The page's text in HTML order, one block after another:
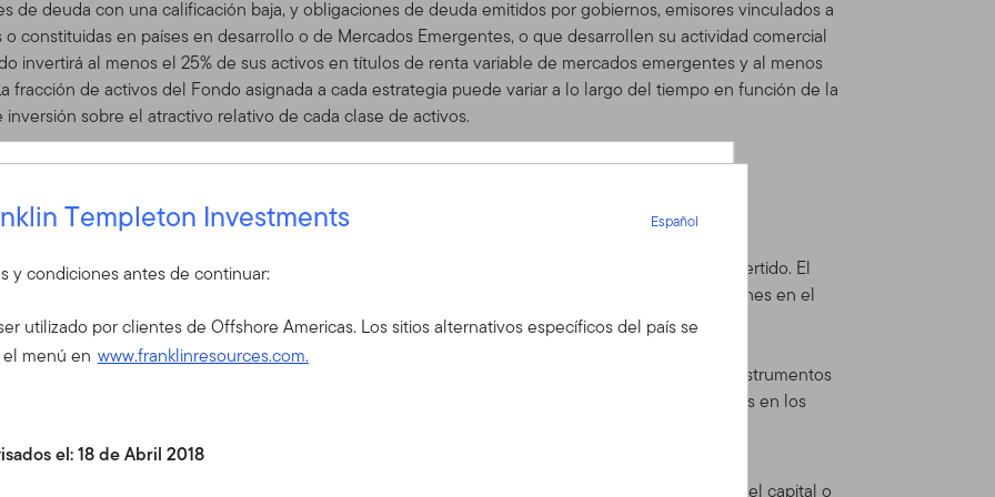
¿Es Ud. nuevo en nuestro sitio?
Para obtener acceso al sitio, comuníquese con su asesor
financiero. Si usted no es un asesor financiero, pero tiene una
de deuda con una calificación baja, y obligaciones de deuda emitidos por gobiernos, emisores vinculados a
constituidas en países en desarrollo o de Mercados Emergentes, o que desarrollen su actividad comercial
invertirá al menos el 25% de sus activos en títulos de renta variable de mercados emergentes y al menos
fracción de activos del Fondo asignada a cada estrategia puede variar a lo largo del tiempo en función de la
sobre el atractivo relativo de cada clase de activos.
recibido por las mismas puede bajar o subir y los inversores podrían no recuperar el importe invertido. El
fluctuaciones cambiarias. Las fluctuaciones cambiarias pueden afectar al valor de las inversiones en el
de deuda y en acciones emitidos por entidades ubicadas en países emergentes. Tales instrumentos
de precios, en general, debido a las tasas de interés, factores de mercado o movimientos en los
el desempeño del Fondo puede fluctuar considerablemente a través del tiempo.
que surge de la falta de pago que puede ocurrir si un emisor de deuda no cumple con los pagos del capital o
Templeton Investments Español
y condiciones antes de continuar:
utilizado por clientes de Offshore Americas. Los sitios alternativos específicos del país se
menú en www.franklinresources.com.
el: 18 de Abril 2018